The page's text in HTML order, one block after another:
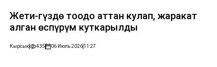
Жети-Өгүздө тоодо аттан кулап, жаракат
алган өспүрүм куткарылды
Кырсык 435 06 Июль 202611:27